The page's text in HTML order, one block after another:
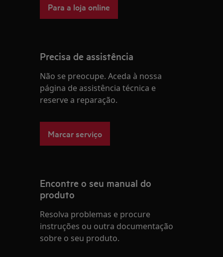
Para a loja online
Precisa de assistência
Não se preocupe. Aceda à nossa
página de assistência técnica e
reserve a reparação.
Marcar serviço
Encontre o seu manual do
produto
Resolva problemas e procure
instruções ou outra documentação
sobre o seu produto.